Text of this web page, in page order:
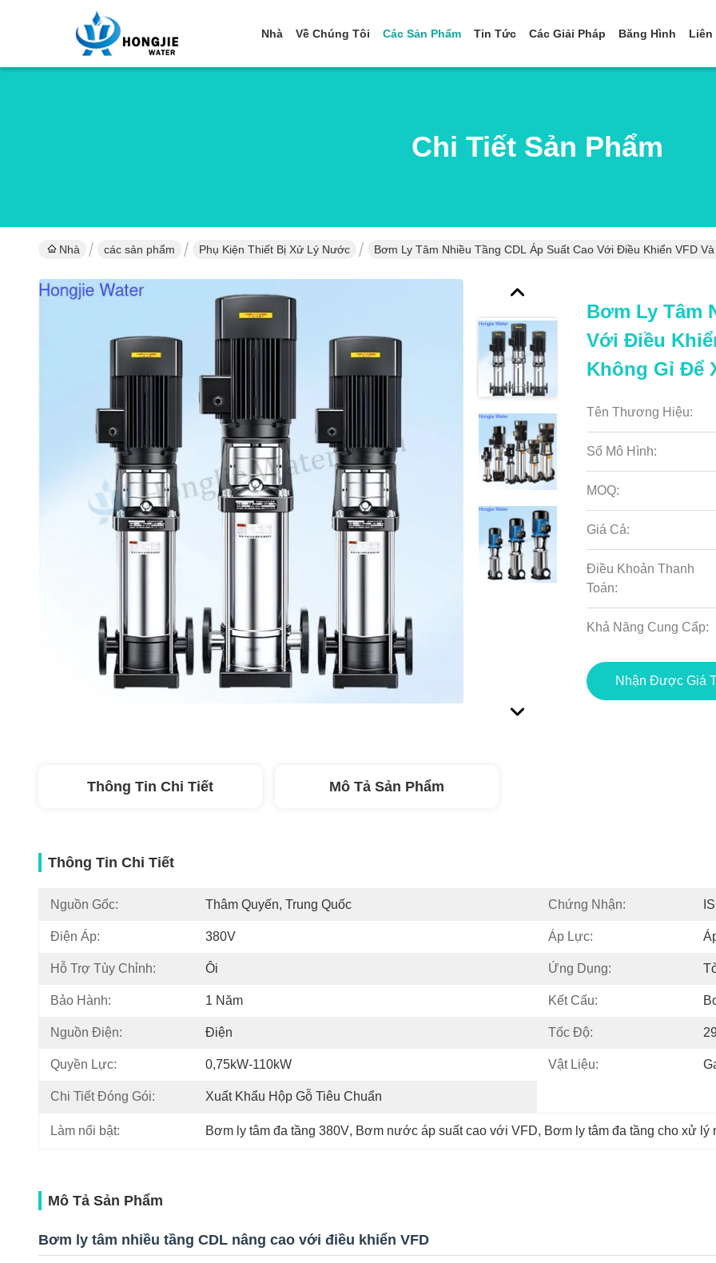
Nhà Về Chúng Tôi Các Sản Phẩm Tin Tức Các Giải Pháp Băng Hình Liên
Chi Tiết Sản Phẩm
Nhà các sản phẩm Phụ Kiện Thiết Bị Xử Lý Nước Bơm Ly Tâm Nhiều Tầng CDL Áp Suất Cao Với Điều Khiển VFD
Bơm Ly Tâm
Với Điều
Không Gỉ Để
Tên Thương Hiệu:
Số Mô Hình:
MOQ:
Giá Cả:
Điều Khoản Thanh
Toán:
Khả Năng Cung Cấp:
Nhận Được Giá
Thông Tin Chi Tiết Mô Tả Sản Phẩm
Thông Tin Chi Tiết
Nguồn Gốc: Thâm Quyến, Trung Quốc Chứng Nhận:
Điện Áp: 380V Áp Lực:
Hỗ Trợ Tùy Chỉnh: Ôi Ứng Dụng:
Bảo Hành: 1 Năm Kết Cấu:
Nguồn Điện: Điện Tốc Độ:
Quyền Lực: 0,75kW-110kW Vật Liệu:
Chi Tiết Đóng Gói: Xuất Khẩu Hộp Gỗ Tiêu Chuẩn
Làm nổi bật: Bơm ly tâm đa tầng 380V, Bơm nước áp suất cao với VFD, Bơm ly tâm đa tầng cho xử lý
Mô Tả Sản Phẩm
Bơm ly tâm nhiều tầng CDL nâng cao với điều khiển VFD